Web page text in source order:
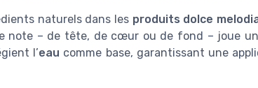
naturels dans les produits dolce
note – de tête, de cœur ou de fond – joue un
l’eau comme base, garantissant une